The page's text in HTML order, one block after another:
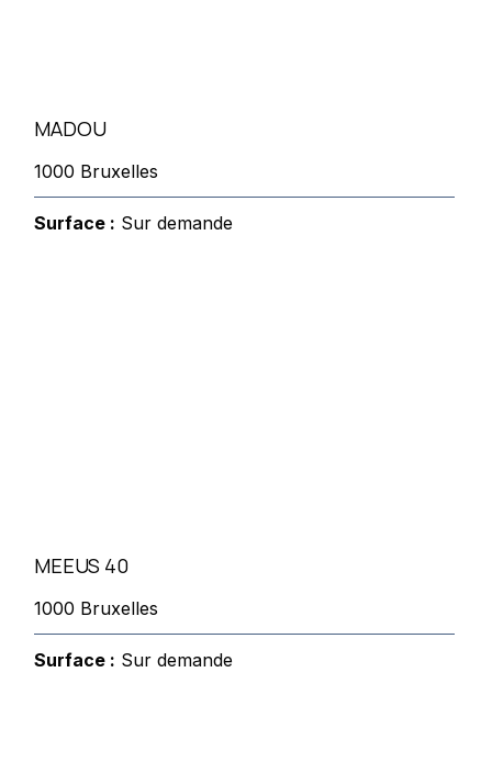
MADOU
1000 Bruxelles
Surface : Sur demande
MEEUS 40
1000 Bruxelles
Surface : Sur demande